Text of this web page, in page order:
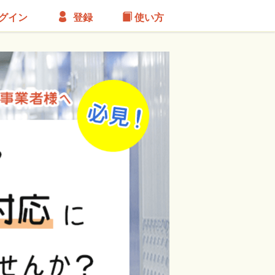
イン 登録 使い方